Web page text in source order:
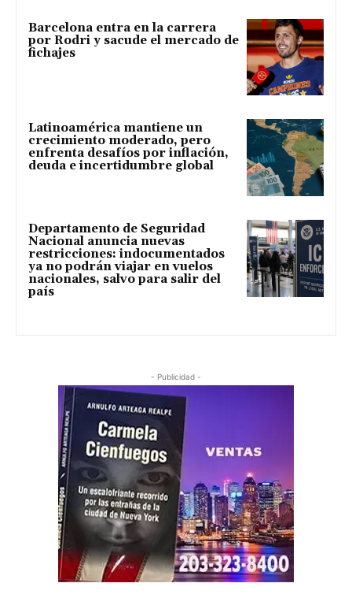
Barcelona entra en la carrera
por Rodri y sacude el mercado de
fichajes
Latinoamérica mantiene un
crecimiento moderado, pero
enfrenta desafíos por inflación,
deuda e incertidumbre global
Departamento de Seguridad
Nacional anuncia nuevas
restricciones: indocumentados
ya no podrán viajar en vuelos
nacionales, salvo para salir del
país
- Publicidad -